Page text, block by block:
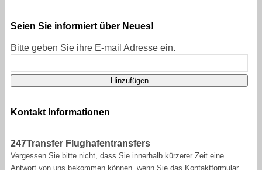
Seien Sie informiert über Neues!
Bitte geben Sie ihre E-mail Adresse ein.
Kontakt Informationen
247Transfer Flughafentransfers
Vergessen Sie bitte nicht, dass Sie innerhalb kürzerer Zeit eine
Antwort von uns bekommen können, wenn Sie das Kontaktformular